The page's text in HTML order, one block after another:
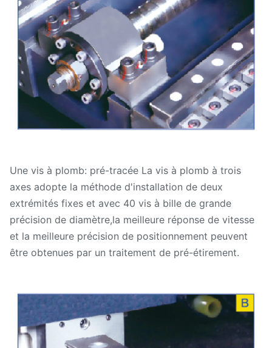
Une vis à plomb: pré-tracée La vis à plomb à trois
axes adopte la méthode d'installation de deux
extrémités fixes et avec 40 vis à bille de grande
précision de diamètre,la meilleure réponse de vitesse
et la meilleure précision de positionnement peuvent
être obtenues par un traitement de pré-étirement.